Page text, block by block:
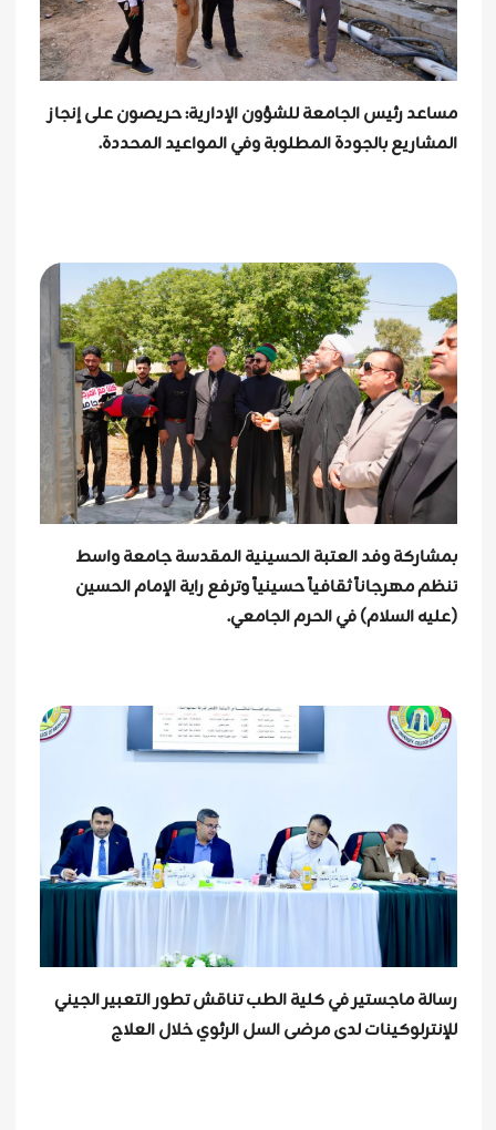
مساعد رئيس الجامعة للشؤون الإدارية: حريصون على إنجاز
المشاريع بالجودة المطلوبة وفي المواعيد المحددة.
بمشاركة وفد العتبة الحسينية المقدسة جامعة واسط
تنظم مهرجاناً ثقافياً حسينياً وترفع راية الإمام الحسين
(عليه السلام) في الحرم الجامعي.
رسالة ماجستير في كلية الطب تناقش تطور التعبير الجيني
للإنترلوكينات لدى مرضى السل الرئوي خلال العلاج